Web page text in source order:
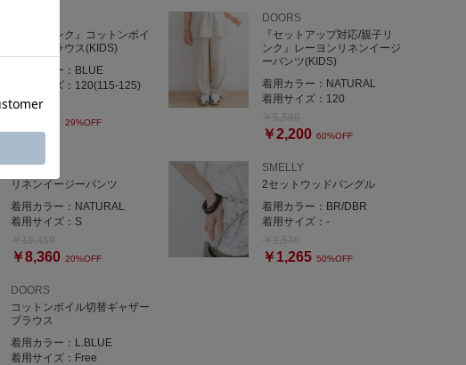
用しています！
うど良い丈感☺️
たストレートシルエットで、
ず着回し力も高い1本です🫧
『親子リンク』コットンボイ
ル切替ブラウス(KIDS)
着用カラー： BLUE
着用サイズ： 120(115-125)
￥4,950
￥3,500 29%OFF
DOORS
『セットアップ対応/親子リ
ンク』レーヨンリネンイージ
ーパンツ(KIDS)
着用カラー： NATURAL
着用サイズ： 120
￥2,200 60%OFF
DOORS
リネンイージーパンツ
着用カラー： NATURAL
着用サイズ： S
￥8,360 20%OFF
SMELLY
2セットウッドバングル
着用カラー： BR/DBR
着用サイズ： -
￥1,265 50%OFF
DOORS
コットンボイル切替ギャザー
ブラウス
着用カラー： L.BLUE
着用サイズ： Free